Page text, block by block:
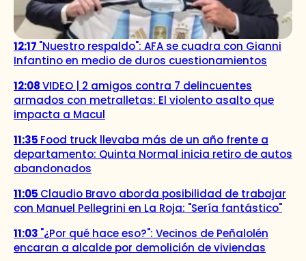
12:17 "Nuestro respaldo": AFA se cuadra con Gianni
Infantino en medio de duros cuestionamientos
12:08VIDEO | 2 amigos contra 7 delincuentes
armados con metralletas: El violento asalto que
impacta a Macul
11:35 Food truck llevaba más de un año frente a
departamento: Quinta Normal inicia retiro de autos
abandonados
11:05 Claudio Bravo aborda posibilidad de trabajar
con Manuel Pellegrini en La Roja: "Sería fantástico"
11:03 "¿Por qué hace eso?": Vecinos de Peñalolén
encaran a alcalde por demolición de viviendas